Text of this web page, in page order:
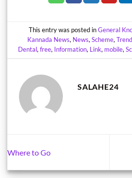
This entry was posted inGeneral
Kannada News, News,Scheme,
Dental,free, Information, Link, mobile,
SALAHE24
Where to Go